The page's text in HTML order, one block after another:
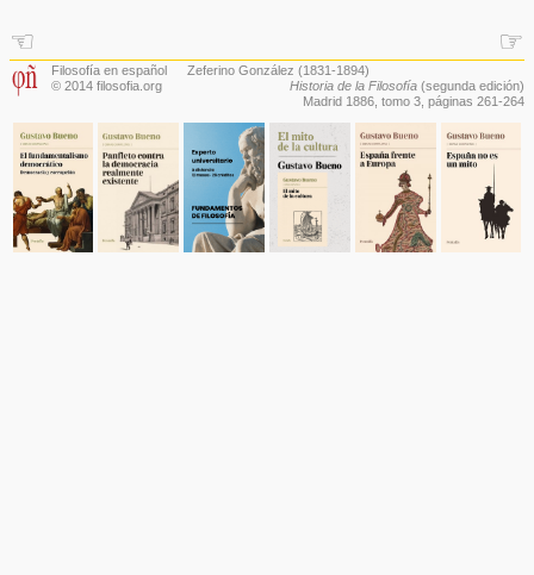
☜ ☞
Filosofía en español
© 2014 filosofia.org
Zeferino González (1831-1894)
Historia de la Filosofía(segunda edición)
Madrid 1886, tomo 3, páginas 261-264